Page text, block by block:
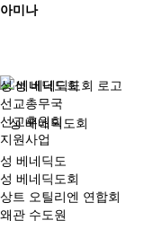
아미나
성 베네딕도회
성 베네딕도
성 베네딕도회
상트 오틸리엔 연합회
왜관 수도원
성 베네딕도회
선교총무국
선교후원회
지원사업